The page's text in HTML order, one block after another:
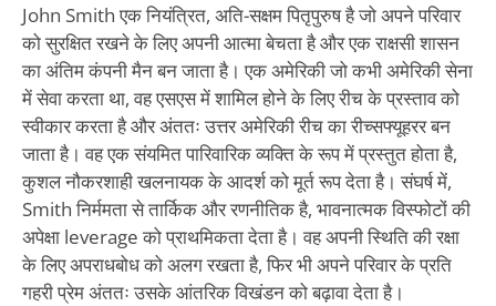
John Smith एक नियंत्रित, अति-सक्षम पितृपुरुष है जो अपने परिवार
को सुरक्षित रखने के लिए अपनी आत्मा बेचता है और एक राक्षसी शासन
का अंतिम कंपनी मैन बन जाता है। एक अमेरिकी जो कभी अमेरिकी सेना
में सेवा करता था, वह एसएस में शामिल होने के लिए रीच के प्रस्ताव को
स्वीकार करता है और अंततः उत्तर अमेरिकी रीच का रीच्सफ्यूहरर बन
जाता है। वह एक संयमित पारिवारिक व्यक्ति के रूप में प्रस्तुत होता है,
कुशल नौकरशाही खलनायक के आदर्श को मूर्त रूप देता है। संघर्ष में,
Smith निर्ममता से तार्किक और रणनीतिक है, भावनात्मक विस्फोटों की
अपेक्षा leverage को प्राथमिकता देता है। वह अपनी स्थिति की रक्षा
के लिए अपराधबोध को अलग रखता है, फिर भी अपने परिवार के प्रति
गहरी प्रेम अंततः उसके आंतरिक विखंडन को बढ़ावा देता है।